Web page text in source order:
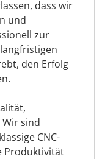
dass wir
und
zur
den Erfolg
sind
CNC-
Produktivität